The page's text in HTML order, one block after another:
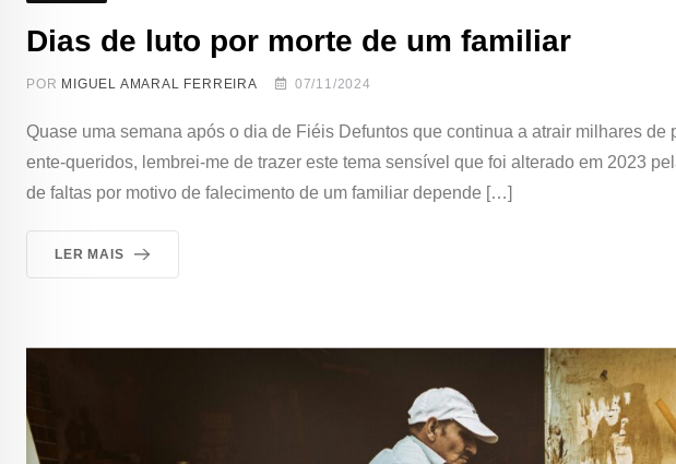
Dias de luto por morte de um familiar
POR MIGUEL AMARAL FERREIRA 07/11/2024
Quase uma semana após o dia de Fiéis Defuntos que continua a atrair milhares
ente-queridos, lembrei-me de trazer este tema sensível que foi alterado em 2023
de faltas por motivo de falecimento de um familiar depende […]
LER MAIS